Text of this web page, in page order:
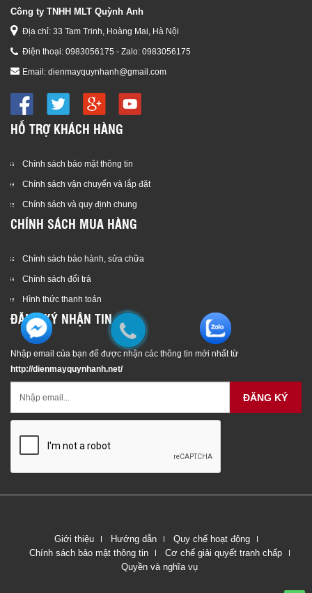
Công ty TNHH MLT Quỳnh Anh
Địa chỉ: 33 Tam Trinh, Hoàng Mai, Hà Nội
Điện thoại: 0983056175 - Zalo: 0983056175
Email: dienmayquynhanh@gmail.com
HỖ TRỢ KHÁCH HÀNG
Chính sách bảo mật thông tin
Chính sách vận chuyển và lắp đặt
Chính sách và quy định chung
CHÍNH SÁCH MUA HÀNG
Chính sách bảo hành, sửa chữa
Chính sách đổi trả
Hình thức thanh toán
ĐĂNG KÝ NHẬN TIN
Nhập email của bạn để được nhận các thông tin mới nhất từ
http://dienmayquynhanh.net/
ĐĂNG KÝ
Giới thiệu Hướng dẫn
Quy chế hoạt động
Chính sách bảo mật thông tin
Cơ chế giải quyết tranh chấp
Quyền và nghĩa vụ